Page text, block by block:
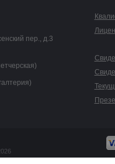
пер., д.3